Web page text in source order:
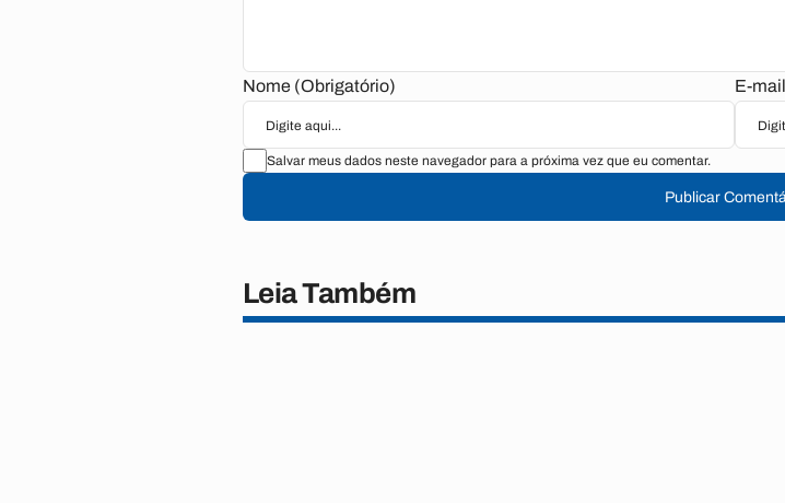
Nome (Obrigatório) E-
Salvar meus dados neste navegador para a próxima vez que eu comentar.
Publicar
Leia Também